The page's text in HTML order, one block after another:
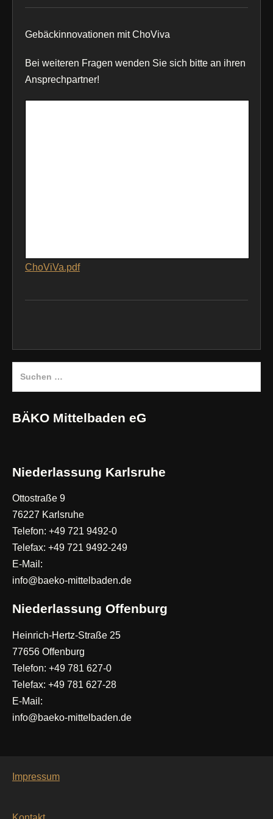
Gebäckinnovationen mit ChoViva
Bei weiteren Fragen wenden Sie sich bitte an ihren
Ansprechpartner!
ChoViVa.pdf
BÄKO Mittelbaden eG
Niederlassung Karlsruhe
Ottostraße 9
76227 Karlsruhe
Telefon: +49 721 9492-0
Telefax: +49 721 9492-249
E-Mail:
info@baeko-mittelbaden.de
Niederlassung Offenburg
Heinrich-Hertz-Straße 25
77656 Offenburg
Telefon: +49 781 627-0
Telefax: +49 781 627-28
E-Mail:
info@baeko-mittelbaden.de
Impressum